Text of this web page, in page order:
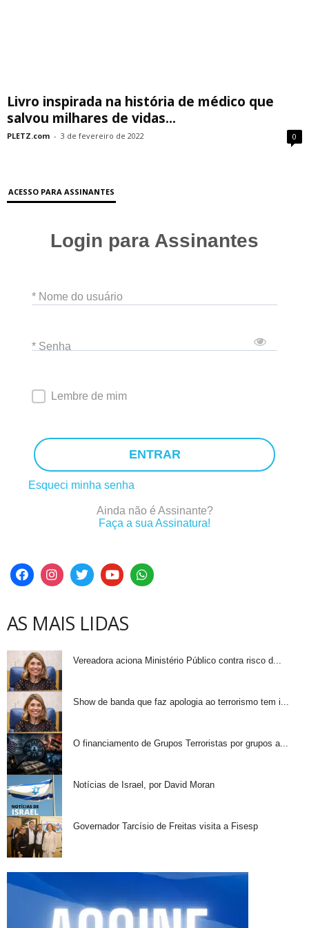
Livro inspirada na história de médico que
salvou milhares de vidas...
PLETZ.com - 3 de fevereiro de 2022 0
ACESSO PARA ASSINANTES
Login para Assinantes
* Nome do usuário
* Senha
Lembre de mim
ENTRAR
Esqueci minha senha
Ainda não é Assinante?
Faça a sua Assinatura!
AS MAIS LIDAS
Vereadora aciona Ministério Público contra risco d...
Show de banda que faz apologia ao terrorismo tem i...
O financiamento de Grupos Terroristas por grupos a...
Notícias de Israel, por David Moran
Governador Tarcísio de Freitas visita a Fisesp